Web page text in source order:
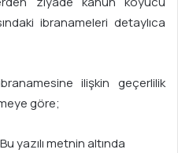
ibranameleri detaylıca
ilişkin geçerlilik
göre;
yazılı metnin altında